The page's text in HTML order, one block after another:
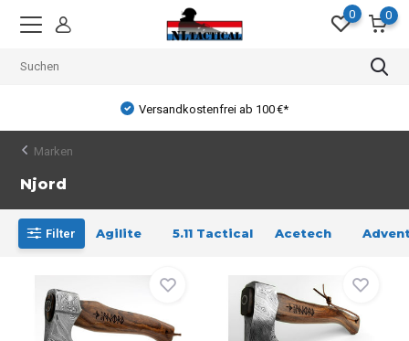
0 0
Versandkostenfrei ab 100 €*
Marken
Njord
Filter Agilite 5.11 Tactical Acetech